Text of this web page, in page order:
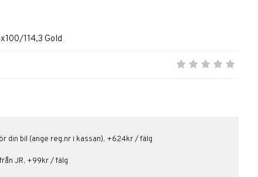
114,3 Gold
din bil (ange reg.nr i kassan), +624kr / fälg
JR, +99kr / fälg